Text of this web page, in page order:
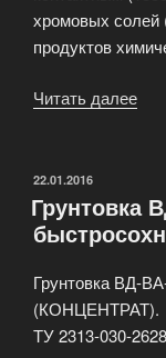
хромовых солей
продуктов
Читать далее
ОПУБЛИКОВАНО
22.01.2016
Грунтовка
Грунтовка ВД-
(КОНЦЕНТРАТ).
ТУ 2313-030-